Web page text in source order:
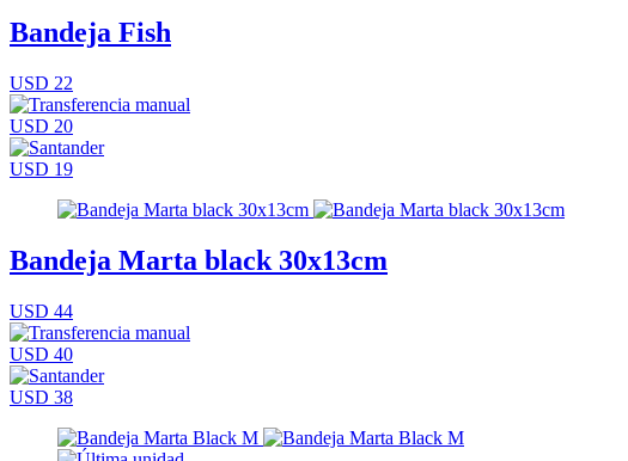
Bandeja Fish
USD 22
USD 20
USD 19
Bandeja Marta black 30x13cm
USD 44
USD 40
USD 38